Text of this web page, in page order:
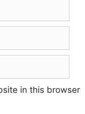
in this browser